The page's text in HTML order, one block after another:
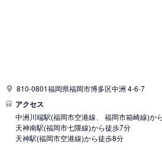
810-0801福岡県福岡市博多区中洲 4-6-7
アクセス
中洲川端駅(福岡市空港線、 福岡市箱崎線)か
天神南駅(福岡市七隈線)から徒歩7分
天神駅(福岡市空港線)から徒歩8分